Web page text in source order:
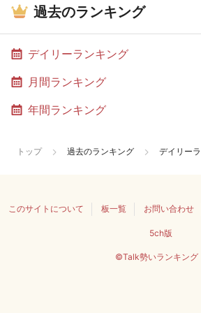
過去のランキング
デイリーランキング
月間ランキング
年間ランキング
トップ 過去のランキング デイリー
このサイトについて 板一覧 お問い合わせ
5ch版
©Talk勢いランキング